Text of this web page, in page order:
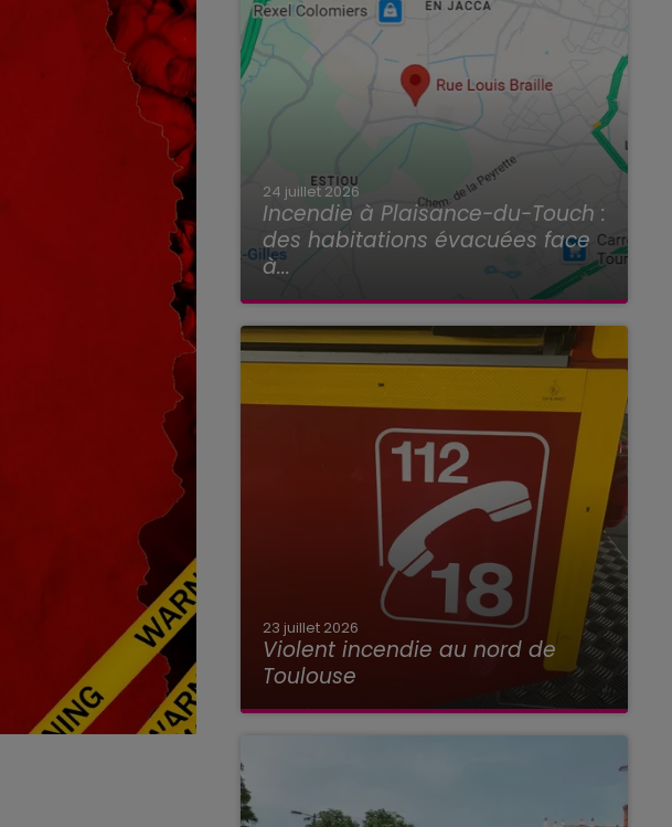
24 juillet 2026
Incendie à Plaisance-du-Touch :
des habitations évacuées face
à...
23 juillet 2026
Violent incendie au nord de
Toulouse